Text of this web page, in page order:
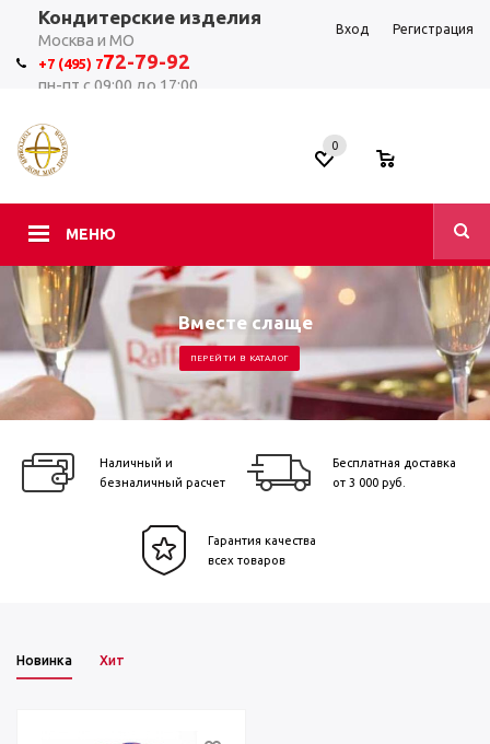
Кондитерские изделия
Москва и МО
+7 (495) 772-79-92
пн-пт с 09:00 до 17:00
Вход Регистрация
МЕНЮ
0
Вместе слаще
ПЕРЕЙТИ В КАТАЛОГ
Наличный и
безналичный расчет
Бесплатная доставка
от 3 000 руб.
Гарантия качества
всех товаров
Новинка Хит